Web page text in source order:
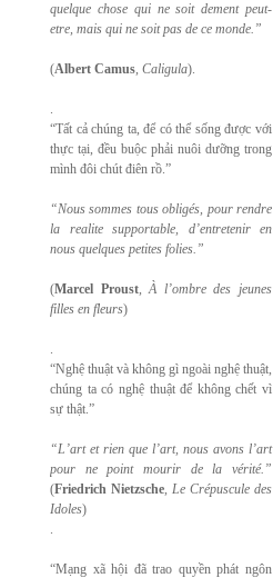
quelque chose qui ne soit dement peut-
etre, mais qui ne soit pas de ce monde.”
(Albert Camus, Caligula).
.
“Tất cả chúng ta, để có thể sống được với
thực tại, đều buộc phải nuôi dưỡng trong
mình đôi chút điên rồ.”
“Nous sommes tous obligés, pour rendre
la realite supportable, d’entretenir en
nous quelques petites folies.”
(Marcel Proust,À l’ombre des jeunes
filles en fleurs)
.
“Nghệ thuật và không gì ngoài nghệ thuật,
chúng ta có nghệ thuật để không chết vì
sự thật.”
“L’art et rien que l’art, nous avons l’art
pour ne point mourir de la vérité.”
(Friedrich Nietzsche, Le Crépuscule des
Idoles)
.
“Mạng xã hội đã trao quyền phát ngôn